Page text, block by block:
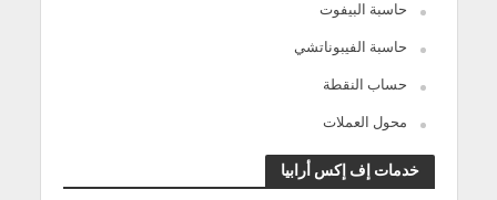
حاسبة البيفوت
حاسبة الفيبوناتشي
حساب النقطة
محول العملات
خدمات إف إكس أرابيا